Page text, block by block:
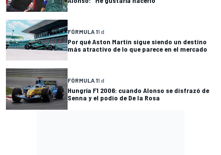
FÓRMULA 11 d
Por qué Aston Martin sigue siendo un destino
más atractivo de lo que parece en el mercado
FÓRMULA 11 d
Hungría F1 2006: cuando Alonso se disfrazó de
Senna y el podio de De la Rosa